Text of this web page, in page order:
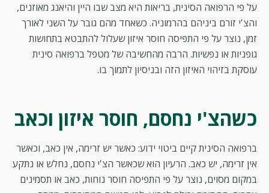
על פי הרפואה הסינית, בריאות היא מצב שבו היין והיאנג מאוזנים,
והצ'י זורם ביניהם בהרמוניה. כשאחד מהם גובר על השני לאורך
זמן, נוצר על פי התפיסה חוסר איזון שעלול להתבטא בתחושות
גופניות או נפשיות. הרבה מהחשיבה של מטפל ברפואה סינית
עוסקת בזיהוי האיזון הזה ובניסיון לתמוך בו.
כשהצ'י נחסם, חוסר איזון וכאב
ברפואה הסינית קיים ביטוי ידוע: כאשר יש זרימה, אין כאב, וכאשר
אין זרימה, יש כאב. הרעיון הוא שכאשר הצ'י נחסם, נחלש או נתקע
במקום מסוים, נוצר על פי התפיסה חוסר נוחות, כאב או תסמינים